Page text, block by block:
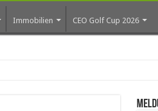
Immobilien CEO Golf Cup 2026